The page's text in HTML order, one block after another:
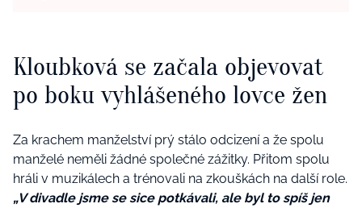
Kloubková se začala objevovat
po boku vyhlášeného lovce žen
Za krachem manželství prý stálo odcizení a že spolu
manželé neměli žádné společné zážitky. Přitom spolu
hráli v muzikálech a trénovali na zkouškách na další role.
„V divadle jsme se sice potkávali, ale byl to spíš jen